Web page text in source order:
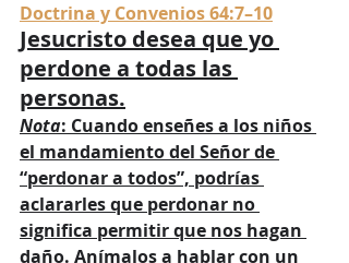
Doctrina y Convenios 64:7–10
Jesucristo desea que yo
perdone a todas las
personas.
Nota: Cuando enseñes a los niños
el mandamiento del Señor de
“perdonar a todos”, podrías
aclararles que perdonar no
significa permitir que nos hagan
daño. Anímalos a hablar con un